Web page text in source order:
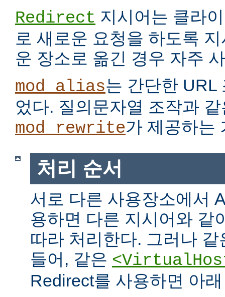
Redirect 지시어는 클라
로 새로운 요청을 하도록
운 장소로 옮긴 경우 자주
mod_alias는 간단한 URL
었다. 질의문자열 조작과
mod_rewrite가 제공하는
처리 순서
서로 다른 사용장소에서
용하면 다른 지시어와 같
따라 처리한다. 그러나
들어, 같은
Redirect를 사용하면 아